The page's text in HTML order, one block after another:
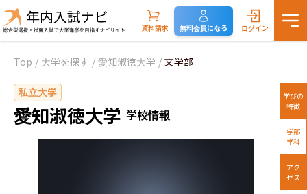
資料請求 無料会員になる ログイン
Top / 大学を探す / 愛知淑徳大学 / 文学部
私立大学
愛知淑徳大学 学校情報
学びの
特徴
学部
学科
アク
セス